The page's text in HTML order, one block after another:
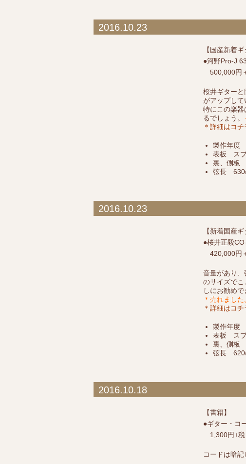
2016.10.23
【国産新着ギ
●河野Pro-J
500,000円
桜井ギター
がアップして
特にこの楽器
るでしょう。
＊詳細はコチ
製作年度
表板 スプ
裏、側板
弦長 630
2016.10.23
【新着国産ギ
●桜井正毅
420,000円
音量があり、
のサイズで
しにお勧めで
＊売れました
＊詳細はコチ
製作年度
表板 スプ
裏、側板
弦長 620
2016.10.18
【書籍】
●ギター・コ
1,300円+税
コードは暗記